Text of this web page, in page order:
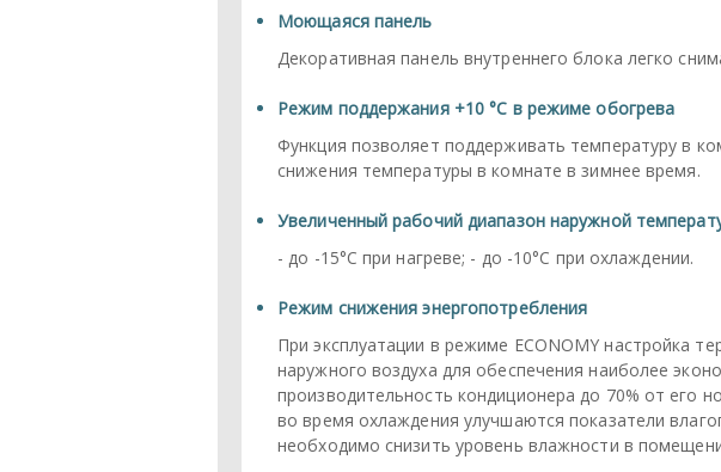
Моющаяся панель
Декоративная панель внутреннего блока легко
Режим поддержания +10 °С в режиме обогрева
Функция позволяет поддерживать температуру в
снижения температуры в комнате в зимнее время.
Увеличенный рабочий диапазон наружной
- до -15°С при нагреве; - до -10°С при охлаждении.
Режим снижения энергопотребления
При эксплуатации в режиме ECONOMY настройка
наружного воздуха для обеспечения наиболее
производительность кондиционера до 70% от его
во время охлаждения улучшаются показатели
необходимо снизить уровень влажности в